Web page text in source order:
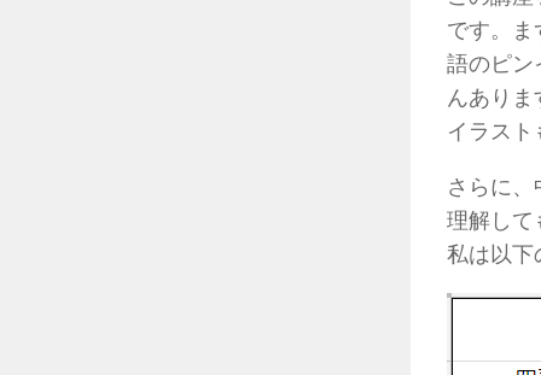
です。
語のピン
んあり
イラス
さらに
理解して
私は以下